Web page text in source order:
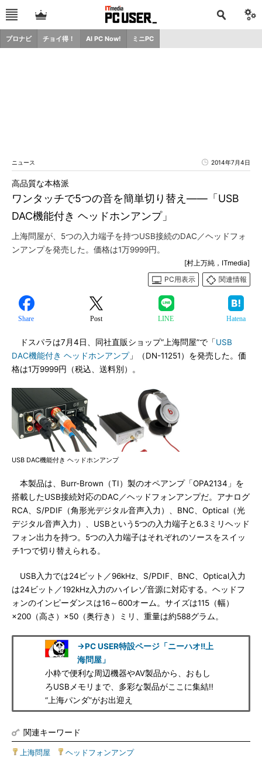
プロナビ チョイ得！ AI PC Now! ミニPC
ニュース 2014年7月4日
ワンタッチで5つの音を簡単切り替え――「USB
DAC機能付き ヘッドホンアンプ」
高品質な本格派
上海問屋が、5つの入力端子を持つUSB接続のDAC／ヘッドフォ
ンアンプを発売した。価格は1万9999円。
[村上万純，ITmedia]
PC用表示
関連情報
Share Post LINE Hatena
ドスパラは7月4日、同社直販ショップ“上海問屋”で「USB
DAC機能付き ヘッドホンアンプ」（DN-11251）を発売した。価
格は1万9999円（税込、送料別）。
USB DAC機能付き ヘッドホンアンプ
本製品は、Burr-Brown（TI）製のオペアンプ「OPA2134」を
搭載したUSB接続対応のDAC／ヘッドフォンアンプだ。アナログ
RCA、S/PDIF（角形光デジタル音声入力）、BNC、Optical（光
デジタル音声入力）、USBという5つの入力端子と6.3ミリヘッド
フォン出力を持つ。5つの入力端子はそれぞれのソースをスイッ
チ1つで切り替えられる。
USB入力では24ビット／96kHz、S/PDIF、BNC、Optical入力
は24ビット／192kHz入力のハイレゾ音源に対応する。ヘッドフ
ォンのインピーダンスは16～600オーム。サイズは115（幅）
×200（高さ）×50（奥行き）ミリ、重量は約588グラム。
→PC USER特設ページ「ニーハオ!!上
海問屋」
小粋で便利な周辺機器やAV製品から、おもし
ろUSBメモリまで、多彩な製品がここに集結!!
“上海パンダ”がお出迎え
関連キーワード
上海問屋 ヘッドフォンアンプ